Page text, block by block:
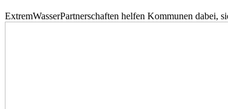
ExtremWasserPartnerschaften helfen Kommunen dabei,